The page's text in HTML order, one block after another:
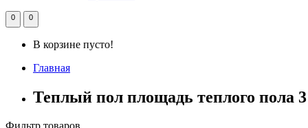
0 0
В корзине пусто!
Главная
Теплый пол площадь теплого пола